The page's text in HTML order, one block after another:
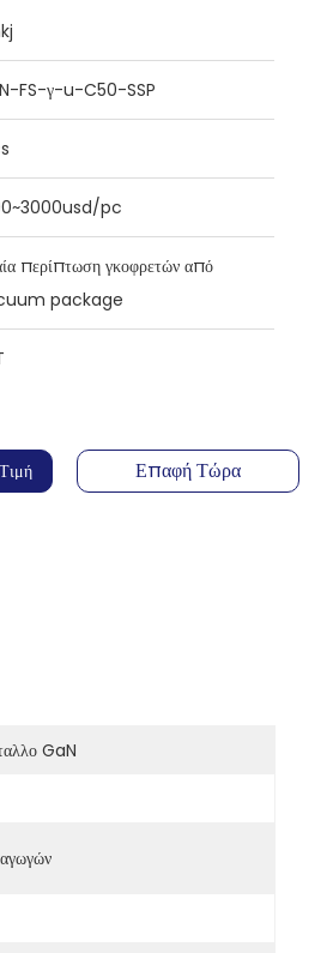
FS-γ-u-C50-SSP
pc
περίπτωση γκοφρετών από
package
Επαφή Τώρα
GaN